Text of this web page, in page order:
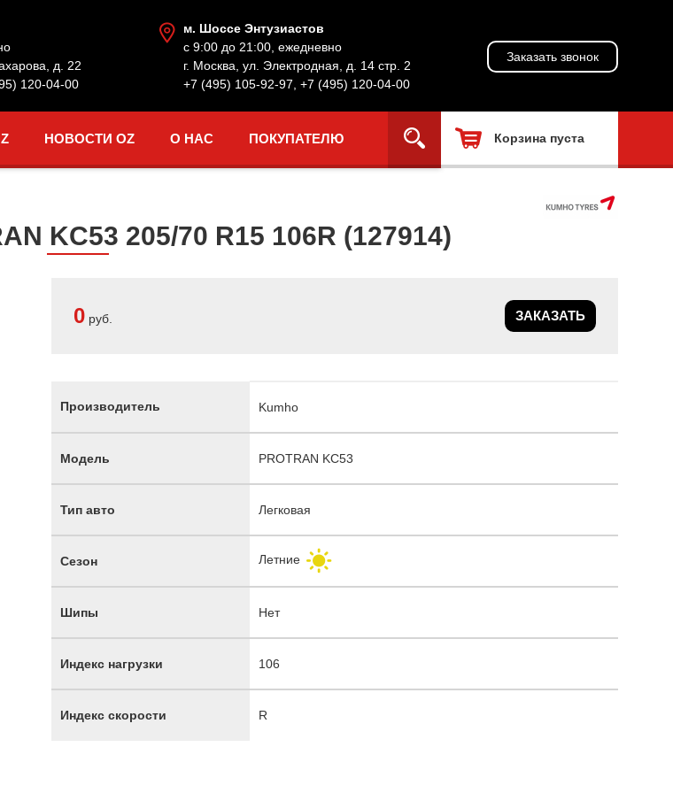
д. 22
120-04-00
м. Шоссе Энтузиастов
с 9:00 до 21:00, ежедневно
г. Москва, ул. Электродная, д. 14 стр. 2
+7 (495) 105-92-97 +7 (495) 120-04-00
Заказать звонок
НОВОСТИ OZ О НАС ПОКУПАТЕЛЮ Корзина пуста
KC53 205/70 R15 106R (127914)
0 руб. ЗАКАЗАТЬ
Производитель Kumho
Модель PROTRAN KC53
Тип авто Легковая
Сезон Летние
Шипы Нет
Индекс нагрузки 106
Индекс скорости R